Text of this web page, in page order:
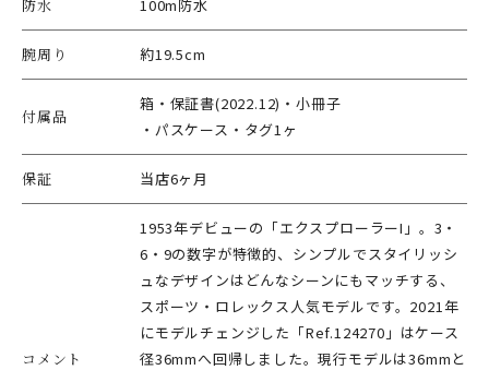
防水 100m防水
腕周り 約19.5cm
付属品
箱・保証書(2022.12)・小冊子
・パスケース・タグ1ヶ
保証 当店6ヶ月
コメント
1953年デビューの「エクスプローラーI」。3・
6・9の数字が特徴的、シンプルでスタイリッシ
ュなデザインはどんなシーンにもマッチする、
スポーツ・ロレックス人気モデルです。2021年
にモデルチェンジした「Ref.124270」はケース
径36mmへ回帰しました。現行モデルは36mmと